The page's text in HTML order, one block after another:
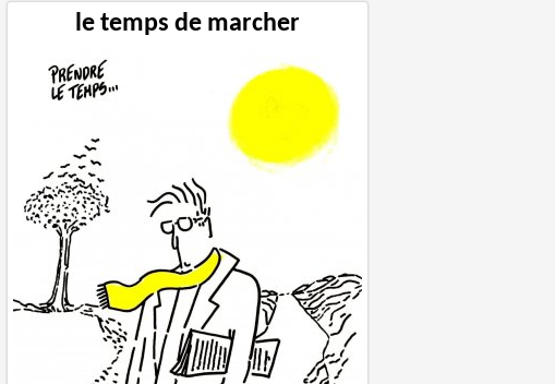
le temps de marcher